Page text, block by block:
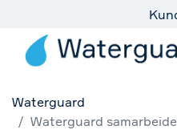
Waterguard
Waterguard